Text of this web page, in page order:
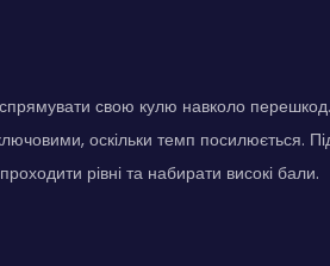
свою кулю навколо
оскільки темп посилюється.
рівні та набирати високі бали.